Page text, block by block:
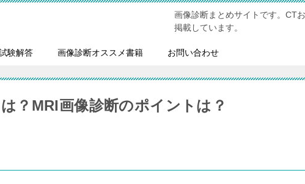
画像診断まとめサイトです。CT
掲載しています。
験解答 画像診断オススメ書籍 お問い合わせ
？MRI画像診断のポイントは？